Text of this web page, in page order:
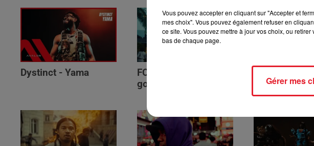
Dystinct - Yama
FOLA & Victony -
golibe
Génération
Vous pouvez accepter en cliquant sur "Accepter et
mes choix". Vous pouvez également refuser en
ce site. Vous pouvez mettre à jour vos choix, ou
bas de chaque page.
Gérer mes